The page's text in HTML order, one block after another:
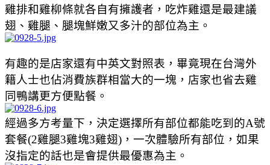
雞排和雞柳條就各自有擁護者，吃炸雞還是最建議
翅、雞腿、腿塊鮮嫩又多汁的部位為主。
有趣的是店家還有中英文對照表，畢竟現在台灣外
籍人士也佔消費族群相當大的一塊，店家也省去雞
同鴨講更方便點餐。
經過多方考量下，決定選擇所有部位都能吃到的A號
套餐(2雞腿3雞塊3雞翅)，一次體驗所有部位，如果
沒指定的話也是會提供最優惠為主。